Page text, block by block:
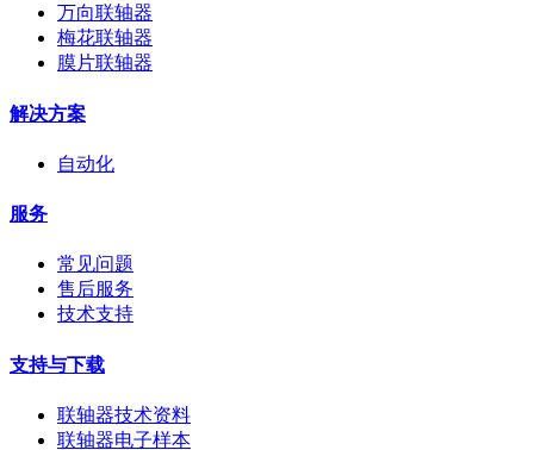
万向联轴器
梅花联轴器
膜片联轴器
解决方案
自动化
服务
常见问题
售后服务
技术支持
支持与下载
联轴器技术资料
联轴器电子样本